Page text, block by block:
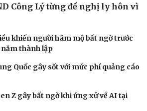
Công Lý từng đề nghị ly hôn vì
khiến người hâm mộ bất ngờ trước
thành lập
Quốc gây sốt với mức phí quảng cáo
Z gây bất ngờ khi ứng xử về AI tại